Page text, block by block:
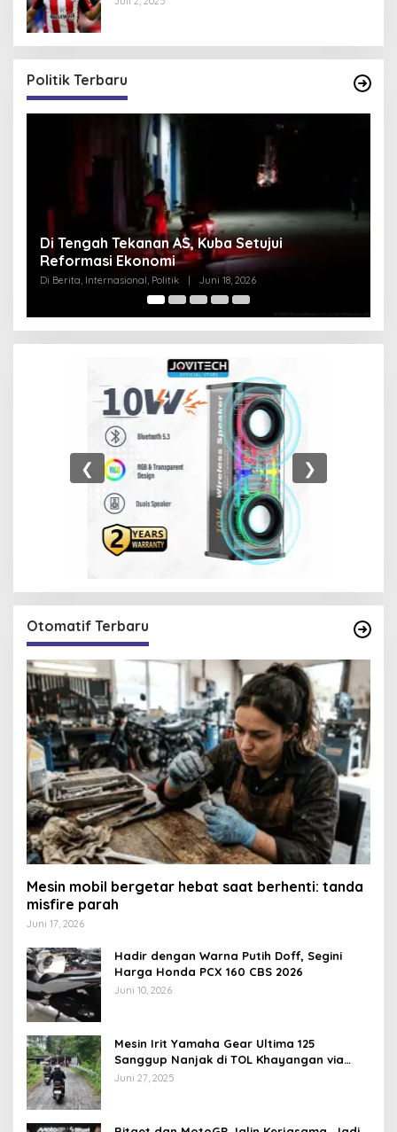
Politik Terbaru
Pentagon Hapus Kata ‘Indo’ dari Komando
Indo-Pasifik, Mengapa?
Di Berita, Internasional, Politik | Juni 18, 2026
❮ ❯
Otomatif Terbaru
Mesin mobil bergetar hebat saat berhenti: tanda
misfire parah
Juni 17, 2026
Hadir dengan Warna Putih Doff, Segini
Harga Honda PCX 160 CBS 2026
Juni 10, 2026
Mesin Irit Yamaha Gear Ultima 125
Sanggup Nanjak di TOL Khayangan via
Krakalan?
Juni 27, 2025